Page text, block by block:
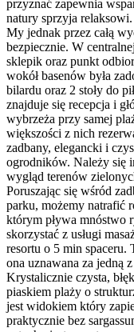
przyznać zapewnia
natury sprzyja
My jednak przez całą
bezpiecznie. W
sklepik oraz punkt
wokół basenów była
bilardu oraz 2 stoły do
znajduje się recepcja i
wybrzeża przy samej
większości z nich
zadbany, elegancki i
ogrodników. Należy się
wygląd terenów
Poruszając się wśród
parku, możemy natrafić
którym pływa mnóstwo
skorzystać z usługi
resortu o 5 min spaceru.
ona uznawana za jedną
Krystalicznie czysta,
piaskiem plaży o
jest widokiem który
praktycznie bez